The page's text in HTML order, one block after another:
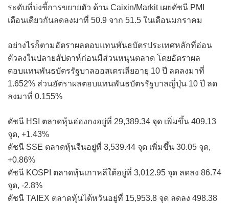
ระดับที่บ่งชี้การขยายตัว ด้าน Caixin/Markit เผยดัชนี PMI
เดือนเดียวกันลดลงมาที่ 50.9 จาก 51.5 ในเดือนมกราคม
อย่างไรก็ตามอัตราผลตอบแทนพันธบัตรประเทศหลักที่อ่อน
ตัวลงในปลายสัปดาห์ก่อนมีส่วนหนุนตลาด โดยอัตราผล
ตอบแทนพันธบัตรรัฐบาลออสเตรเลียอายุ 10 ปี ลดลงมาที่
1.652% ส่วนอัตราผลตอบแทนพันธบัตรรัฐบาลญี่ปุ่น 10 ปี ลด
ลงมาที่ 0.155%
ดัชนี HSI ตลาดหุ้นฮ่องกงอยู่ที่ 29,389.34 จุด เพิ่มขึ้น 409.13
จุด, +1.43%
ดัชนี SSE ตลาดหุ้นจีนอยู่ที่ 3,539.44 จุด เพิ่มขึ้น 30.05 จุด,
+0.86%
ดัชนี KOSPI ตลาดหุ้นเกาหลีใต้อยู่ที่ 3,012.95 จุด ลดลง 86.74
จุด, -2.8%
ดัชนี TAIEX ตลาดหุ้นไต้หวันอยู่ที่ 15,953.8 จุด ลดลง 498.38